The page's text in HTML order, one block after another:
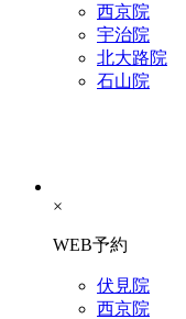
西京院
宇治院
北大路院
石山院
×
WEB予約
伏見院
西京院